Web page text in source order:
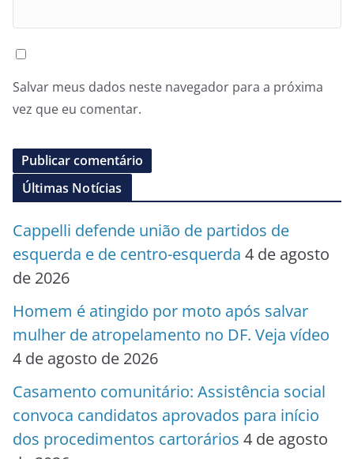
Salvar meus dados neste navegador para a próxima
vez que eu comentar.
Últimas Notícias
Cappelli defende união de partidos de
esquerda e de centro-esquerda 4 de agosto
de 2026
Homem é atingido por moto após salvar
mulher de atropelamento no DF. Veja vídeo
4 de agosto de 2026
Casamento comunitário: Assistência social
convoca candidatos aprovados para início
dos procedimentos cartorários 4 de agosto